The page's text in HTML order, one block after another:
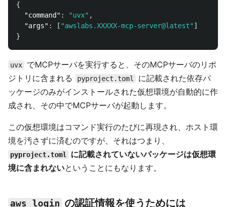
{
"command" : "uvx" ,
"args" : [ "awslabs.XXXXX-mcp-server@latest" ]
}
uvx
でMCPサーバを実行すると、そのMCPサーバのリポ
ジトリに含まれる
pyproject.toml
に記載された依存パ
ッケージのみがインストールされた仮想環境が自動的に作
成され、その中でMCPサーバが起動します。
この仮想環境はコマンド実行のたびに再現され、ホスト環
境を汚さずに済むのですが、それはつまり、
pyproject.toml
に記載されていないパッケージは仮想環
境に含まれないということにもなります。
aws login の認証情報を使うためには